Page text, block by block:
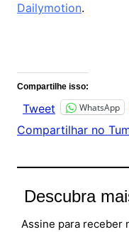
Dailymotion.
Compartilhe isso:
Tweet WhatsApp
Compartilhar no
Descubra
Assine para receber